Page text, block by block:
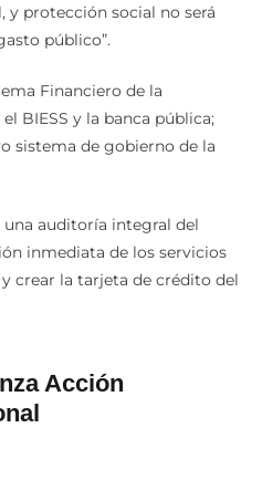
y protección social no será
público”.
Financiero de la
BIESS y la banca pública;
sistema de gobierno de la
auditoría integral del
inmediata de los servicios
crear la tarjeta de crédito del
Acción